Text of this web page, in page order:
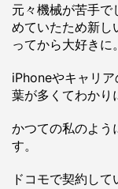
元々機械が苦手で
めていたため新し
ってから大好きに。
iPhoneやキャリ
葉が多くてわかり
かつての私のよう
す。
ドコモで契約し